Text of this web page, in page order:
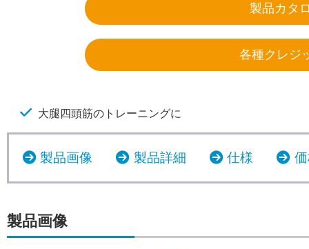
製品カタ
各種クレジ
大腿四頭筋のトレーニングに
製品画像 製品詳細 仕様
製品画像